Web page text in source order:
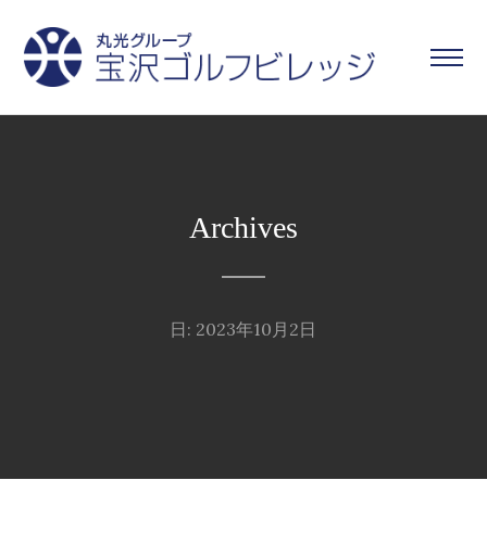
Archives
日: 2023年10月2日